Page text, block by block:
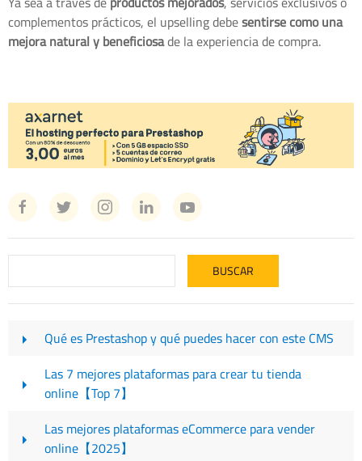
complementos prácticos, el upselling debesentirse como una
mejora natural y beneficiosade la experiencia de compra.
Qué es Prestashop y qué puedes hacer con este CMS
Las 7 mejores plataformas para crear tu tienda
online【Top 7】
Las mejores plataformas eCommerce para vender
online【2025】